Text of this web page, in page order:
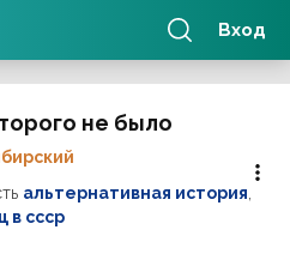
не было
альтернативная история
в ссср
Вход